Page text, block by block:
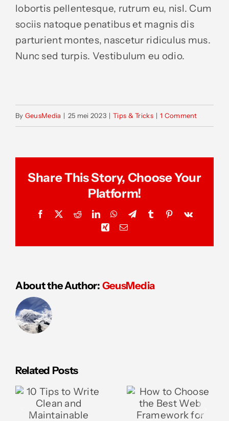
lobortis pellentesque, rutrum eu, nisl. Cum
sociis natoque penatibus et magnis dis
parturient montes, nascetur ridiculus mus.
Nunc sed turpis. Vestibulum eu odio.
By GeusMedia | 25 mei 2023 | Tips & Tricks | 1 Comment
Share This Story, Choose Your
Platform!
Facebook RedditLinkedInWhatsApp
TelegramTumblr Pinterest
Vk
XingEmail
About the Author: GeusMedia
Related Posts
How to
Choose the
Best Web
Git and
GitHub for